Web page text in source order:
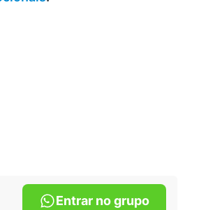
Entrar no grupo